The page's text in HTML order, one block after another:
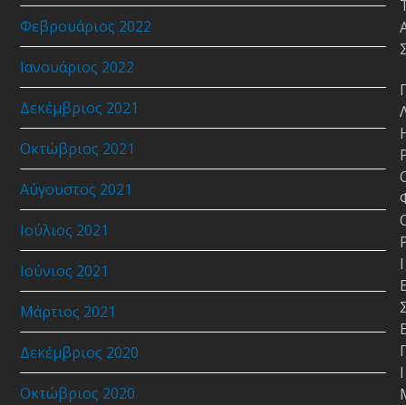
Φεβρουάριος 2022
Ιανουάριος 2022
Δεκέμβριος 2021
Οκτώβριος 2021
Αύγουστος 2021
Ιούλιος 2021
Ιούνιος 2021
Μάρτιος 2021
Δεκέμβριος 2020
Οκτώβριος 2020
Ι
Ι